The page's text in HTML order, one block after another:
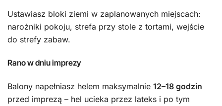
Ustawiasz bloki ziemi w zaplanowanych miejscach:
narożniki pokoju, strefa przy stole z tortami, wejście
do strefy zabaw.
Rano w dniu imprezy
Balony napełniasz helem maksymalnie 12–18 godzin
przed imprezą – hel ucieka przez lateks i po tym